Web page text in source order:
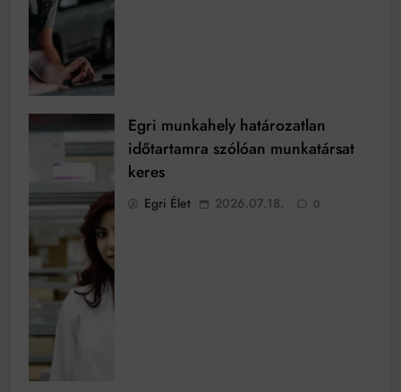
Egri munkahely határozatlan
időtartamra szólóan munkatársat
keres
Egri Élet 2026.07.18. 0